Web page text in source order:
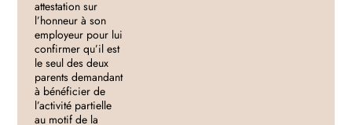
attestation sur
l’honneur à son
employeur pour lui
confirmer qu’il est
le seul des deux
parents demandant
à bénéficier de
l’activité partielle
au motif de la